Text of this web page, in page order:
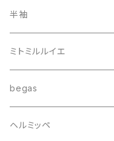
半袖
ミトミルルイエ
begas
ヘルミッペ